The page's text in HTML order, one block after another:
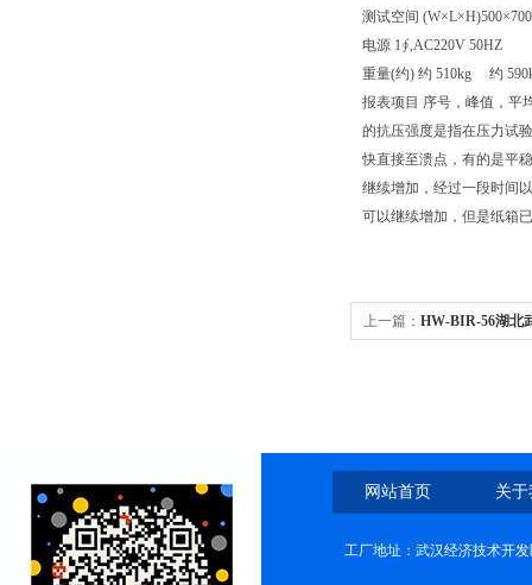
测试空间
电源 1∮,AC220V 50HZ
重量(约) 约 510kg 约
报表项目 序号，峰值，平
的抗压强度是指在压力试
快直接至溃点，有的是平
继续增加，经过一段时间
可以继续增加，但是纸箱
上一篇： HW-BIR-56湖北
网站首页 关
工厂地址：武汉经济技术开